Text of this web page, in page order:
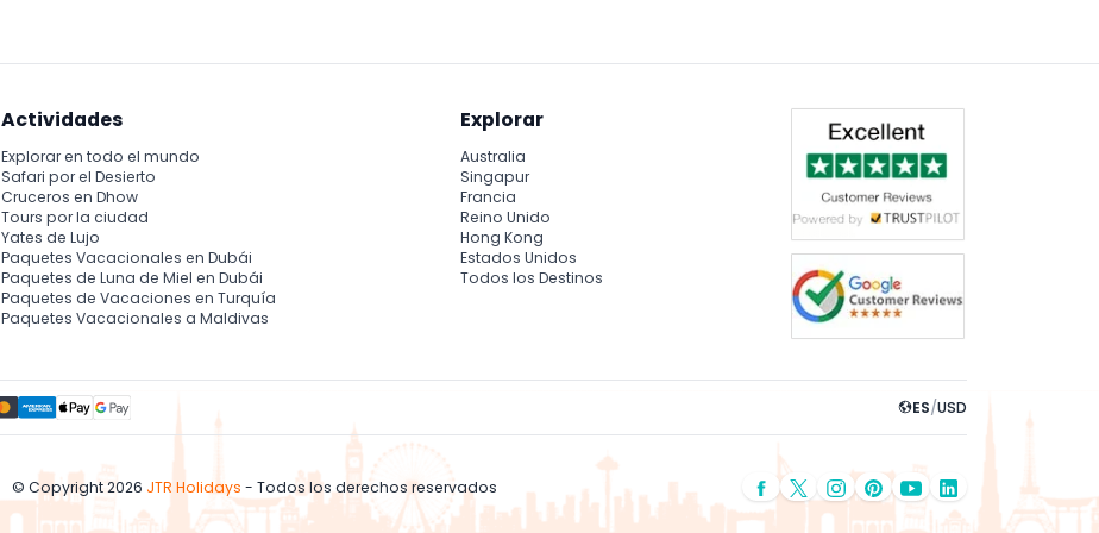
Actividades
Explorar en todo el mundo
Safari por el Desierto
Cruceros en Dhow
Tours por la ciudad
Yates de Lujo
Paquetes Vacacionales en Dubái
Paquetes de Luna de Miel en Dubái
Paquetes de Vacaciones en Turquía
Paquetes Vacacionales a Maldivas
Explorar
Australia
Singapur
Francia
Reino Unido
Hong Kong
Estados Unidos
Todos los Destinos
ES/USD
© Copyright 2026 JTR Holidays - Todos los derechos reservados